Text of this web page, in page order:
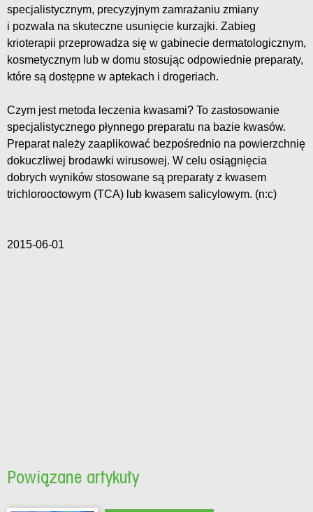
specjalistycznym, precyzyjnym zamrażaniu zmiany
i pozwala na skuteczne usunięcie kurzajki. Zabieg
krioterapii przeprowadza się w gabinecie dermatologicznym,
kosmetycznym lub w domu stosując odpowiednie preparaty,
które są dostępne w aptekach i drogeriach.
Czym jest metoda leczenia kwasami? To zastosowanie
specjalistycznego płynnego preparatu na bazie kwasów.
Preparat należy zaaplikować bezpośrednio na powierzchnię
dokuczliwej brodawki wirusowej. W celu osiągnięcia
dobrych wyników stosowane są preparaty z kwasem
trichlorooctowym (TCA) lub kwasem salicylowym. (n:c)
2015-06-01
Powiązane artykuły